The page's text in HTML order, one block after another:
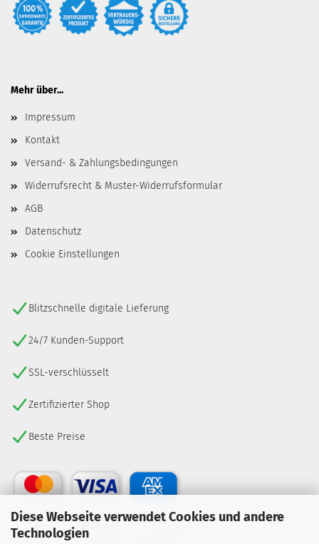
Diese Webseite verwendet Cookies und andere
Technologien
Mehr über...
Impressum
Kontakt
Versand- & Zahlungsbedingungen
Widerrufsrecht & Muster-Widerrufsformular
AGB
Datenschutz
Cookie Einstellungen
Blitzschnelle digitale Lieferung
24/7 Kunden-Support
SSL-verschlüsselt
Zertifizierter Shop
Beste Preise